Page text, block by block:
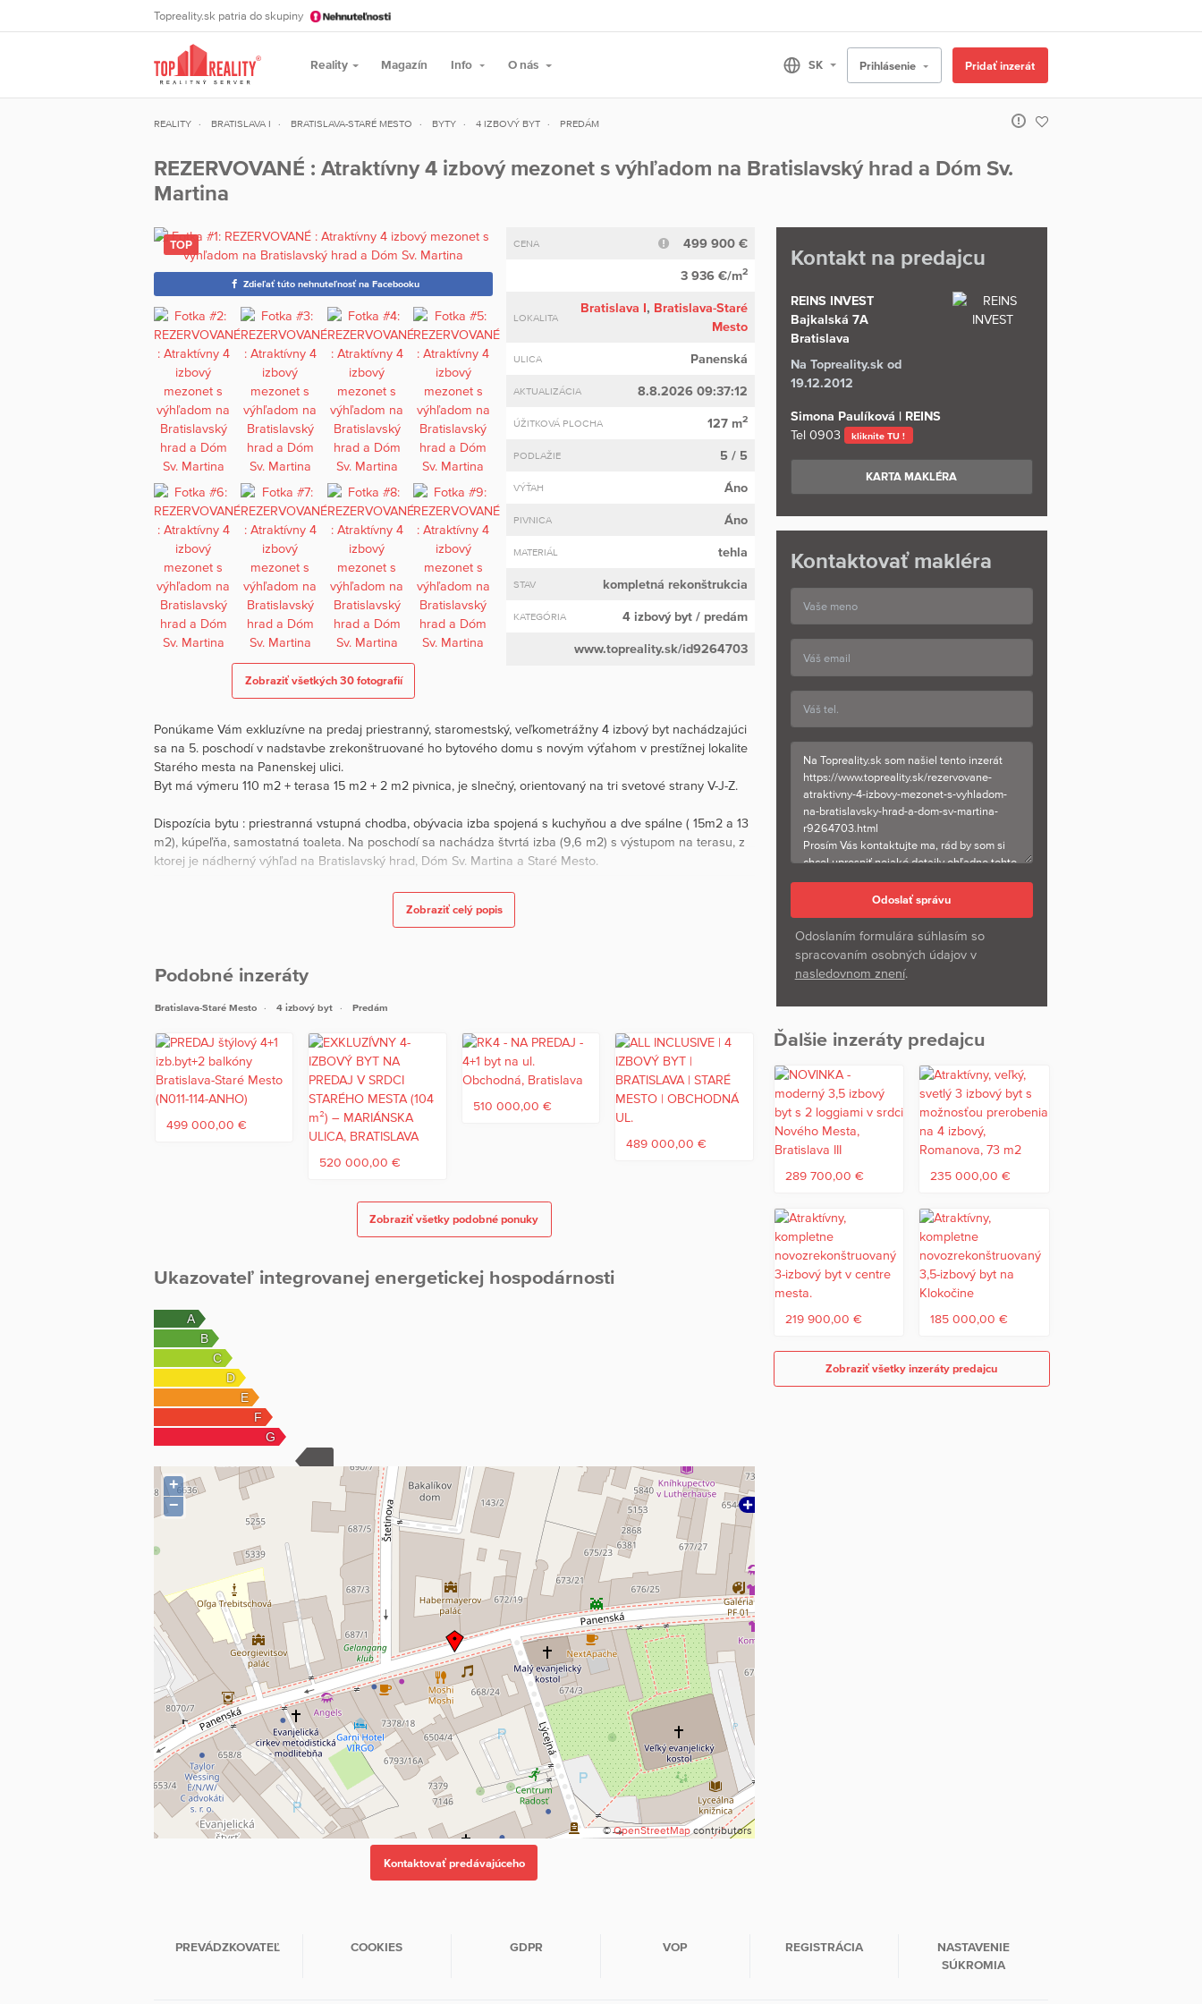
Topreality.sk patria do skupiny
Reality Magazín Info O nás Prihlásenie Pridať inzerát
REALITY BRATISLAVA I BRATISLAVA-STARÉ MESTO BYTY 4 IZBOVÝ BYT PREDÁM
REZERVOVANÉ : Atraktívny 4 izbový mezonet s výhľadom na Bratislavský hrad a Dóm Sv.
Martina
Zdieľať túto nehnuteľnosť na Facebooku
Zobraziť všetkých 30 fotografií
CENA 499 900 €
3 936 €/m2
LOKALITA
Bratislava I, Bratislava-Staré
Mesto
ULICA Panenská
AKTUALIZÁCIA 8.8.2026 09:37:12
ÚŽITKOVÁ PLOCHA 127 m2
PODLAŽIE 5 / 5
VÝŤAH Áno
PIVNICA Áno
MATERIÁL tehla
STAV kompletná rekonštrukcia
KATEGÓRIA 4 izbový byt/ predám
www.topreality.sk/id9264703
Ponúkame Vám exkluzívne na predaj priestranný, staromestský, veľkometrážny 4 izbový byt nachádzajúci
sa na 5. poschodí v nadstavbe zrekonštruované ho bytového domu s novým výťahom v prestížnej lokalite
Starého mesta na Panenskej ulici.
Byt má výmeru 110 m2 + terasa 15 m2 + 2 m2 pivnica, je slnečný, orientovaný na tri svetové strany V-J-Z.
Dispozícia bytu : priestranná vstupná chodba, obývacia izba spojená s kuchyňou a dve spálne ( 15m2 a 13
m2), kúpeľňa, samostatná toaleta. Na poschodí sa nachádza štvrtá izba (9,6 m2) s výstupom na terasu, z
ktorej je nádherný výhľad na Bratislavský hrad, Dóm Sv. Martina a Staré Mesto.
Mesačne náklady za byt sú 190 eur správca a 30 eur elektrina.
disponuje bohatou občianskou vybavenosťou v rámci Starého Mesta vrátane kaviarní, reštaurácii,
Je to historická ulica s bohatou minulosťou, ktorá vznikla v stredoveku ako majetok ženskej rehole
klarisiek a neskôr sa stala centrom spoločenského a kultúrneho života, najmä po presunutí evanjelického
cirkevného centra na toto miesto. Dnes je známa svojou zachovalou barokovou a klasicistickou
architektúrou v podobe šľachtických palácov a je miestom konania populárnych podujatí.
V prípade záujmu o obhliadku nás neváhajte kontaktovať na t.č. 0903 447 646 alebo mailom:
Zobraziť celý popis
Podobné inzeráty
Bratislava-Staré Mesto 4 izbový byt Predám
499 000,00 €
520 000,00 €
510 000,00 €
489 000,00 €
Zobraziť všetky podobné ponuky
Ukazovateľ integrovanej energetickej hospodárnosti
+
−
©OpenStreetMapcontributors
Kontakt na predajcu
REINS INVEST
Bajkalská 7A
Bratislava
Na Topreality.sk od
19.12.2012
Simona Paulíková | REINS
Tel0903 kliknite TU !
KARTA MAKLÉRA
Kontaktovať makléra
Odoslaním formulára súhlasím so
spracovaním osobných údajov v
nasledovnom znení.
Ďalšie inzeráty predajcu
289 700,00 € 235 000,00 €
219 900,00 € 185 000,00 €
Zobraziť všetky inzeráty predajcu
PREVÁDZKOVATEĽ COOKIES GDPR VOP REGISTRÁCIA
NASTAVENIE
SÚKROMIA